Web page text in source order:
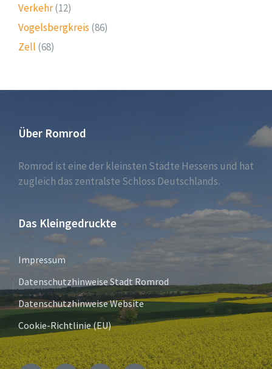
Verkehr(12)
Vogelsbergkreis (86)
Zell (68)
Über Romrod
Romrod ist eine der kleinsten Städte Hessens und hat
zugleich das zentralste Schloss Deutschlands.
Das Kleingedruckte
Impressum
Datenschutzhinweise Stadt Romrod
Datenschutzhinweise Website
Cookie-Richtlinie (EU)